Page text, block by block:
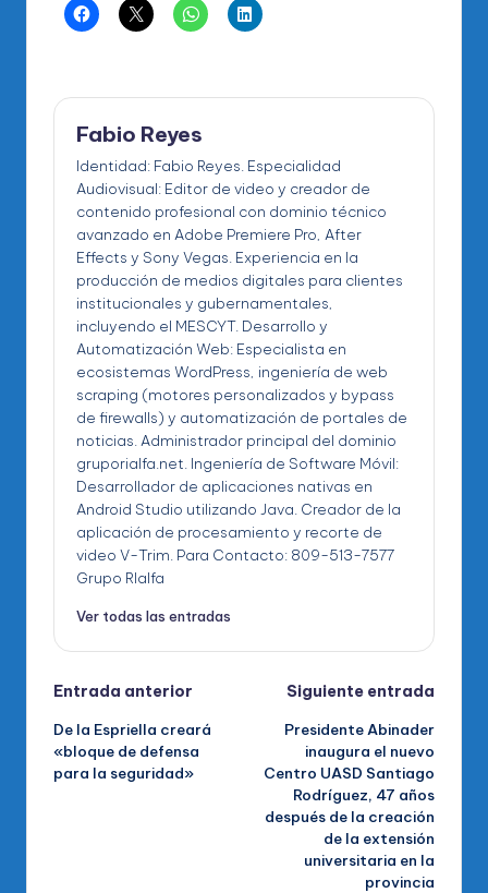
Fabio Reyes
Identidad: Fabio Reyes. Especialidad
Audiovisual: Editor de video y creador de
contenido profesional con dominio técnico
avanzado en Adobe Premiere Pro, After
Effects y Sony Vegas. Experiencia en la
producción de medios digitales para clientes
institucionales y gubernamentales,
incluyendo el MESCYT. Desarrollo y
Automatización Web: Especialista en
ecosistemas WordPress, ingeniería de web
scraping (motores personalizados y bypass
de firewalls) y automatización de portales de
noticias. Administrador principal del dominio
gruporialfa.net. Ingeniería de Software Móvil:
Desarrollador de aplicaciones nativas en
Android Studio utilizando Java. Creador de la
aplicación de procesamiento y recorte de
video V-Trim. Para Contacto: 809-513-7577
Grupo RIalfa
Ver todas las entradas
Navegación
de
entradas
Entrada anterior
De la Espriella creará
«bloque de defensa
para la seguridad»
Siguiente entrada
Presidente Abinader
inaugura el nuevo
Centro UASD Santiago
Rodríguez, 47 años
después de la creación
de la extensión
universitaria en la
provincia